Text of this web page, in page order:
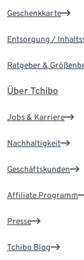
Geschenkkarte
Entsorgung /
Ratgeber &
Über Tchibo
Jobs & Karriere
Nachhaltigkeit
Geschäftskunden
Affiliate Programm
Presse
Tchibo Blog